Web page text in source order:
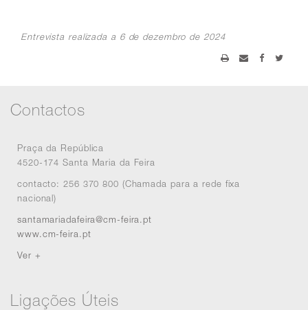
Entrevista realizada a 6 de dezembro de 2024
Contactos
Praça da República
4520-174 Santa Maria da Feira
contacto: 256 370 800 (Chamada para a rede fixa
nacional)
santamariadafeira@cm-feira.pt
www.cm-feira.pt
Ver +
Ligações Úteis